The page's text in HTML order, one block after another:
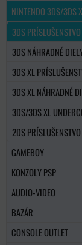
NINTENDO 3DS/3DS
3DS PRÍSLUŠENSTVO
3DS NÁHRADNÉ
3DS XL
3DS XL NÁHRADNÉ
3DS/3DS XL
2DS PRÍSLUŠENSTVO
GAMEBOY
KONZOLY PSP
AUDIO-VIDEO
BAZÁR
CONSOLE OUTLET